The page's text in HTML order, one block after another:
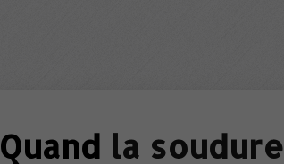
Quand la soudure